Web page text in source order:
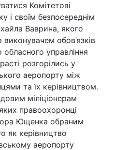
Війна
Політика
Комітетові
і своїм безпосереднім
Ваврина, якого
обов’язків
обласного управління
розгорілись у
аеропорту між
та їх керівництвом.
міліціонерам
правоохоронці
Ющенка обраним
як керівництво
аеропорту